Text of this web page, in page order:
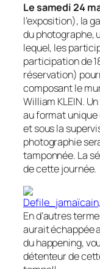
Le samedi 24
l’exposition), la
du photographe,
lequel, les
participation de
réservation)
composant le
William KLEIN.
au format unique
et sous la
photographie
tamponnée. La
de cette journée.
En d’autres
aurait échappée
du happening,
détenteur de